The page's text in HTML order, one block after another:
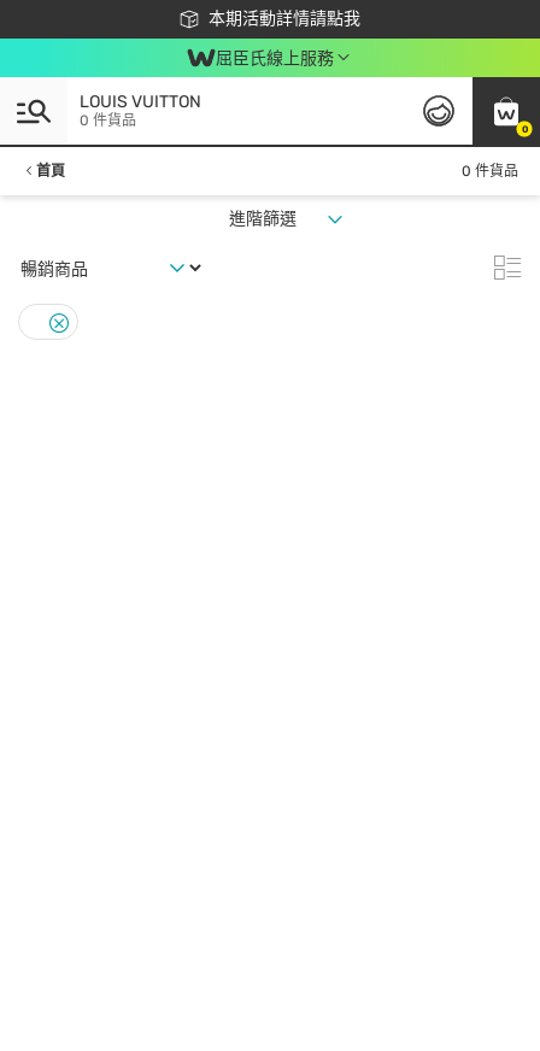
本期活動詳情請點我
下載app最高回饋$350
屈臣氏線上服務
0
LOUIS VUITTON
0 件貨品
首頁 0 件貨品
進階篩選